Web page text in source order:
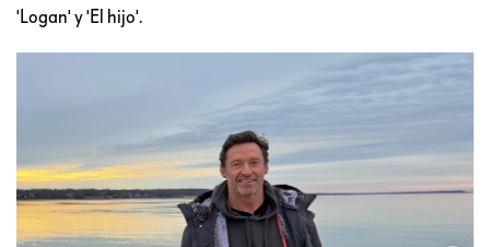
'Logan' y 'El hijo'.